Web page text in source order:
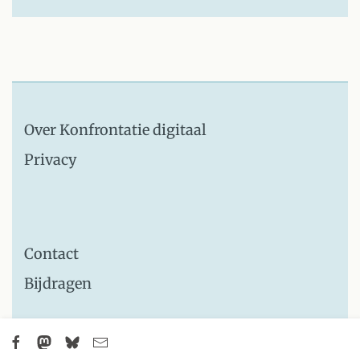
Over Konfrontatie digitaal
Privacy
Contact
Bijdragen